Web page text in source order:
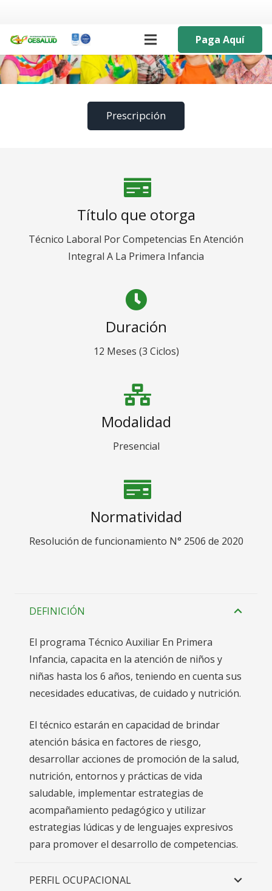
Paga Aquí
Prescripción
Título que otorga
Técnico Laboral Por Competencias En Atención
Integral A La Primera Infancia
Duración
12 Meses (3 Ciclos)
Modalidad
Presencial
Normatividad
Resolución de funcionamiento N° 2506 de 2020
DEFINICIÓN
El programa Técnico Auxiliar En Primera
Infancia, capacita en la atención de niños y
niñas hasta los 6 años, teniendo en cuenta sus
necesidades educativas, de cuidado y nutrición.
El técnico estarán en capacidad de brindar
atención básica en factores de riesgo,
desarrollar acciones de promoción de la salud,
nutrición, entornos y prácticas de vida
saludable, implementar estrategias de
acompañamiento pedagógico y utilizar
estrategias lúdicas y de lenguajes expresivos
para promover el desarrollo de competencias.
PERFIL OCUPACIONAL